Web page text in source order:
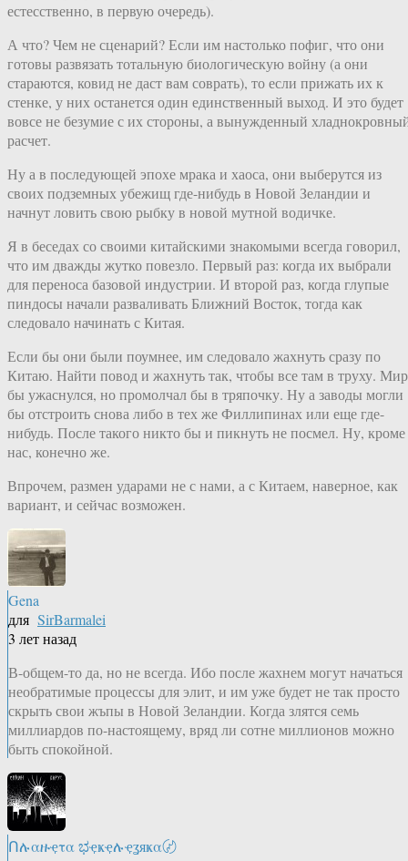
естесственно, в первую очередь).
А что? Чем не сценарий? Если им настолько пофиг, что они
готовы развязать тотальную биологическую войну (а они
стараются, ковид не даст вам соврать), то если прижать их к
стенке, у них останется один единственный выход. И это будет
вовсе не безумие с их стороны, а вынужденный
расчет.
Ну а в последующей эпохе мрака и хаоса, они выберутся из
своих подземных убежищ где-нибудь в Новой Зеландии и
начнут ловить свою рыбку в новой мутной водичке.
Я в беседах со своими китайскими знакомыми всегда говорил,
что им дважды жутко повезло. Первый раз: когда их выбрали
для переноса базовой индустрии. И второй раз, когда глупые
пиндосы начали разваливать Ближний Восток, тогда как
следовало начинать с Китая.
Если бы они были поумнее, им следовало жахнуть сразу по
Китаю. Найти повод и жахнуть так, чтобы все там в труху. Мир
бы ужаснулся, но промолчал бы в тряпочку. Ну а заводы могли
бы отстроить снова либо в тех же Филлипинах или еще где-
нибудь. После такого никто бы и пикнуть не посмел. Ну, кроме
нас, конечно же.
Впрочем, размен ударами не с нами, а с Китаем, наверное, как
вариант, и сейчас возможен.
Gena
для SirBarmalei
3 лет назад
В-общем-то да, но не всегда. Ибо после жахнем могут начаться
необратимые процессы для элит, и им уже будет не так просто
скрыть свои жъпы в Новой Зеландии. Когда злятся семь
миллиардов по-настоящему, вряд ли сотне миллионов можно
быть спокойной.
Ոሉαዙҿτα ಭҿҝҿሉҿʓяҝα〄